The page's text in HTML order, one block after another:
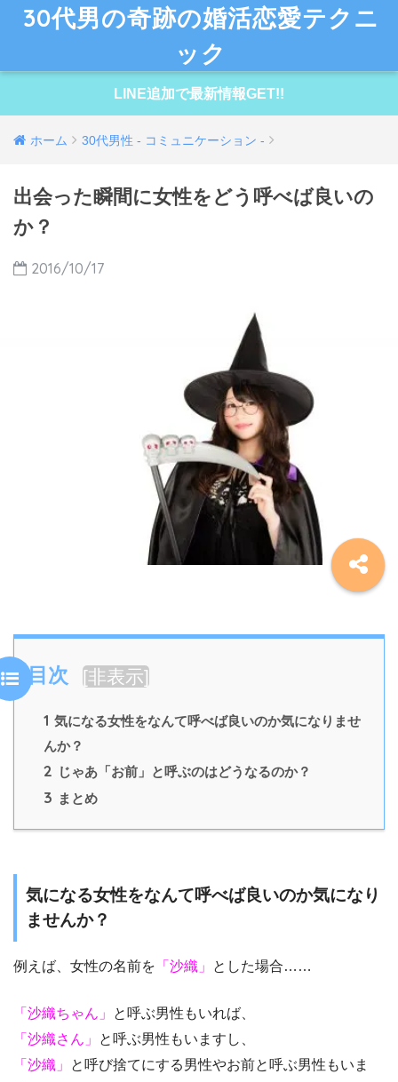
30代男の奇跡の婚活恋愛テクニ
ック
LINE追加で最新情報GET!!
ホーム 30代男性 - コミュニケーション -
出会った瞬間に女性をどう呼べば良いの
か？
2016/10/17
目次 [非表示]
1 気になる女性をなんて呼べば良いのか気になりませ
んか？
2 じゃあ「お前」と呼ぶのはどうなるのか？
3 まとめ
気になる女性をなんて呼べば良いのか気になり
ませんか？
例えば、女性の名前を 「沙織」 とした場合……
「沙織ちゃん」
と呼ぶ男性もいれば、
「沙織さん」
と呼ぶ男性もいますし、
「沙織」
と呼び捨てにする男性やお前と呼ぶ男性もいま